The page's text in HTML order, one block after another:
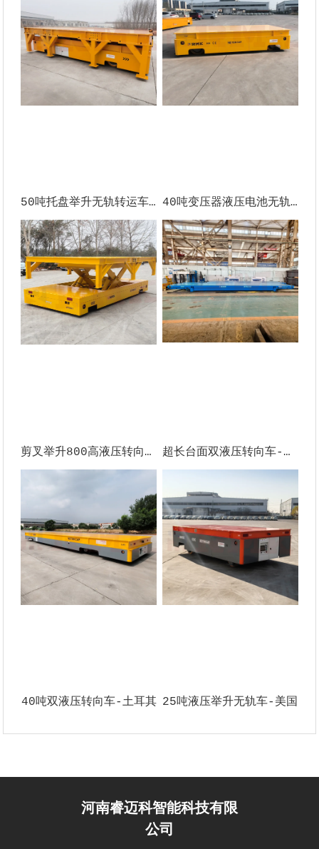
50吨托盘举升无轨转运车 -土耳其 40吨变压器液压电池无轨车-保加利亚
剪叉举升800高液压转向无轨车-波兰 超长台面双液压转向车-印度
40吨双液压转向车-土耳其 25吨液压举升无轨车-美国
河南睿迈科智能科技有限
公司